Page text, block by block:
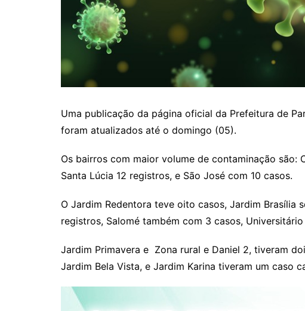
Uma publicação da página oficial da Prefeitura de
foram atualizados até o domingo (05).
Os bairros com maior volume de contaminação
Santa Lúcia 12 registros, e São José com 10 casos.
O Jardim Redentora teve oito casos, Jardim
registros, Salomé também com 3 casos,
Jardim Primavera e Zona rural e Daniel 2, tiveram
Jardim Bela Vista, e Jardim Karina tiveram um caso